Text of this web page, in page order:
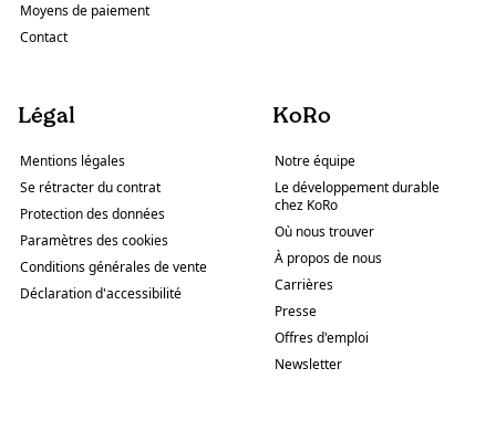
Moyens de paiement
Contact
Légal
Mentions légales
Se rétracter du contrat
Protection des données
Paramètres des cookies
Conditions générales de vente
Déclaration d'accessibilité
KoRo
Notre équipe
Le développement durable
chez KoRo
Où nous trouver
À propos de nous
Carrières
Presse
Offres d'emploi
Newsletter